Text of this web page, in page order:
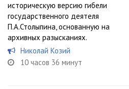
историческую версию гибели
государственного деятеля
П.А.Столыпина, основанную на
архивных разысканиях.
Николай Козий
10 часов 36 минут